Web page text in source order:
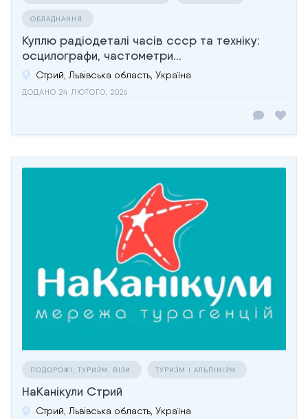
ОБЛАДНАННЯ
Куплю радіодеталі часів ссср та техніку:
осцилографи, частометри...
Стрий, Львівська область, Україна
ДОДАНО 24 ЛЮТОГО, 2026
ПОДОРОЖІ, ТУРИЗМ, ВІЗИ ТУРИЗМ І АЛЬПІНІЗМ
НаКанікули Стрий
Стрий, Львівська область, Україна